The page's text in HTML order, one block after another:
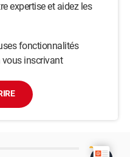
expertise et aidez les
fonctionnalités
inscrivant